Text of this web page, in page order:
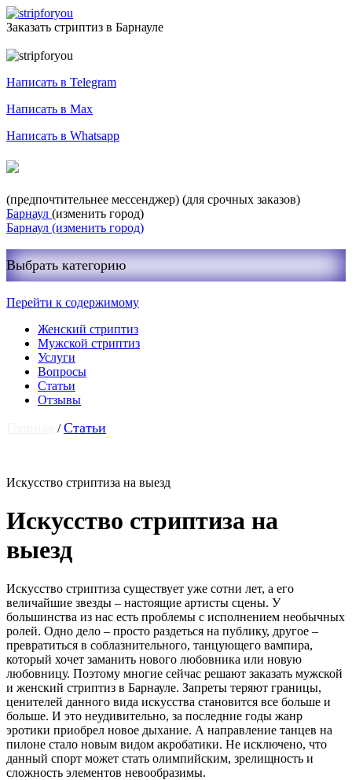
Заказать стриптиз в Барнауле
Написать в Telegram
Написать в Max
Написать в Whatsapp
(предпочтительнее мессенджер) (для срочных заказов)
Барнаул (изменить город)
Барнаул (изменить город)
Выбрать категорию
Перейти к содержимому
Женский стриптиз
Мужской стриптиз
Услуги
Вопросы
Статьи
Отзывы
/Статьи
Искусство стриптиза на выезд
Искусство стриптиза на
выезд
Искусство стриптиза существует уже сотни лет, а его
величайшие звезды – настоящие артисты сцены. У
большинства из нас есть проблемы с исполнением необычных
ролей. Одно дело – просто раздеться на публику, другое –
превратиться в соблазнительного, танцующего вампира,
который хочет заманить нового любовника или новую
любовницу. Поэтому многие сейчас решают заказать мужской
и женский стриптиз в Барнауле. Запреты теряют границы,
ценителей данного вида искусства становится все больше и
больше. И это неудивительно, за последние годы жанр
эротики приобрел новое дыхание. А направление танцев на
пилоне стало новым видом акробатики. Не исключено, что
данный спорт может стать олимпийским, зрелищность и
сложность элементов невообразимы.